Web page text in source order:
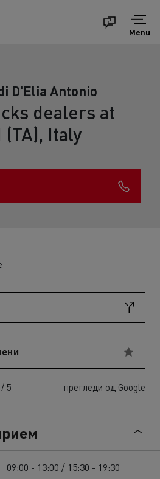
Menu
D'Elia Antonio
dealers at
(TA), Italy
/ 5 прегледи од Google
09:00 - 13:00 / 15:30 - 19:30